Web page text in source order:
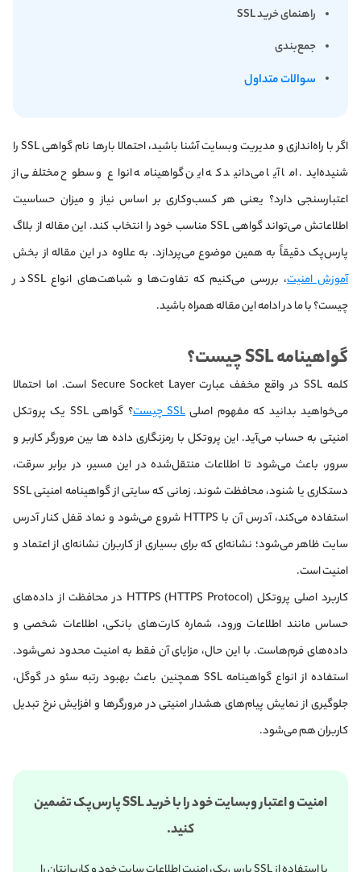
راهنمای خرید SSL
جمع‌بندی
سوالات متداول
اگر با راه‌اندازی و مدیریت وبسایت آشنا باشید، احتمالا بارها نام گواهی SSL را
شنیده‌اید. اما آیا می‌دانید که این گواهینامه انواع و سطوح مختلفی از
اعتبارسنجی دارد؟ یعنی هر کسب‌وکاری بر اساس نیاز و میزان حساسیت
اطلاعاتش می‌تواند گواهی SSL مناسب خود را انتخاب کند. این مقاله از بلاگ
پارس‌پک دقیقاً به همین موضوع می‌پردازد. به علاوه در این مقاله از بخش
آموزش امنیت
، بررسی می‌کنیم که تفاوت‌ها و شباهت‌های انواع SSL در
چیست؟ با ما در ادامه این مقاله همراه باشید.
گواهینامه SSL چیست؟
کلمه SSL در واقع مخفف عبارت Secure Socket Layer است. اما احتمالا
می‌خواهید بدانید که مفهوم اصلی SSL چیست
؟ گواهی SSL یک پروتکل
امنیتی به حساب می‌آید. این پروتکل با رمزنگاری داده ها بین مرورگر کاربر و
سرور، باعث می‌شود تا اطلاعات منتقل‌شده در این مسیر، در برابر سرقت،
دستکاری یا شنود، محافظت شوند. زمانی که سایتی از گواهینامه امنیتی SSL
استفاده می‌کند، آدرس آن با HTTPS شروع می‌شود و نماد قفل کنار آدرس
سایت ظاهر می‌شود؛ نشانه‌ای که برای بسیاری از کاربران نشانه‌ای از اعتماد و
امنیت است.
کاربرد اصلی پروتکل HTTPS (HTTPS Protocol) در محافظت از داده‌های
حساس مانند اطلاعات ورود، شماره کارت‌های بانکی، اطلاعات شخصی و
داده‌های فرم‌هاست. با این حال، مزایای آن فقط به امنیت محدود نمی‌شود.
استفاده از انواع گواهینامه SSL همچنین باعث بهبود رتبه سئو در گوگل،
جلوگیری از نمایش پیام‌های هشدار امنیتی در مرورگرها و افزایش نرخ تبدیل
کاربران هم می‌شود.
​​امنیت و اعتبار وبسایت خود را با خرید SSL پارس‌پک تضمین
کنید.